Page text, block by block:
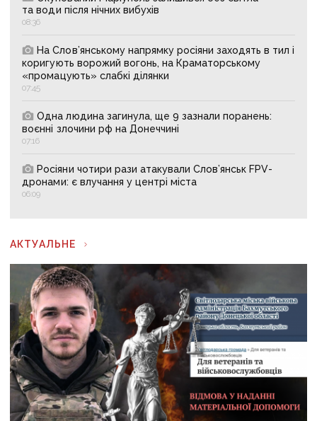
та води після нічних вибухів
08:36
На Слов’янському напрямку росіяни заходять в тил і
коригують ворожий вогонь, на Краматорському
«промацують» слабкі ділянки
07:45
Одна людина загинула, ще 9 зазнали поранень:
воєнні злочини рф на Донеччині
07:16
Росіяни чотири рази атакували Слов’янськ FPV-
дронами: є влучання у центрі міста
06:09
АКТУАЛЬНЕ